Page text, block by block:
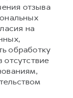
отзыва
на
обработку